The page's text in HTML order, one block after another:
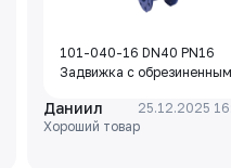
101-040-16 DN40 PN16
Задвижка с обрезиненным
чугун, клин-EPDM,
Tmax=110°C Ф/Ф
Даниил
25.12.2025
Хороший товар